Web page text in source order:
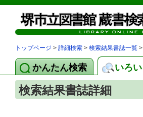
トップページ > 詳細検索 > 検索結果書誌一覧
かんたん検索 いろ
検索結果書誌詳細